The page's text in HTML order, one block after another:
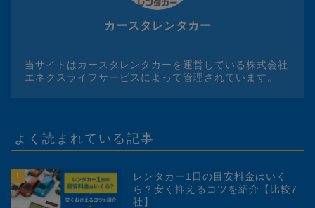
カースタレンタカー
当サイトはカースタレンタカーを運営している株式会社
エネクスライフサービスによって管理されています。
よく読まれている記事
1
レンタカー1日の目安料金はいく
ら？安く抑えるコツを紹介【比較7
社】